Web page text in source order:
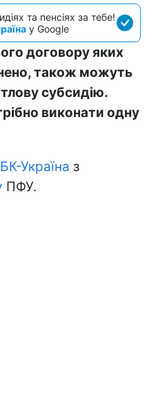
та пенсіях за тебе!
у Google
договору яких
також можуть
субсидію.
виконати одну
Україна з
ПФУ.